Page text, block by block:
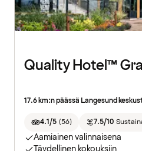
Quality Hotel™
17.6 km:n päässä Langesund
4.1/5 (56) 7.5/10
Aamiainen valinnaisena